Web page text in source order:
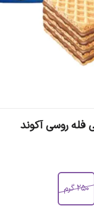
فله روسی آکوند
250 گرم